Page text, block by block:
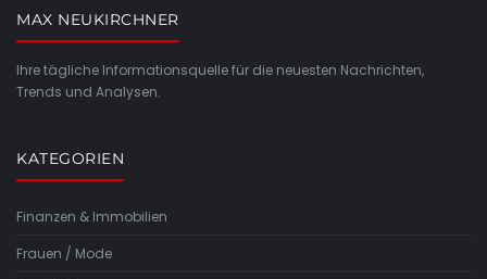
MAX NEUKIRCHNER
Ihre tägliche Informationsquelle für die neuesten Nachrichten,
Trends und Analysen.
KATEGORIEN
Finanzen & Immobilien
Frauen / Mode